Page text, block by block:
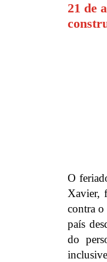
21 de
O
Xavier,
contra
país
do